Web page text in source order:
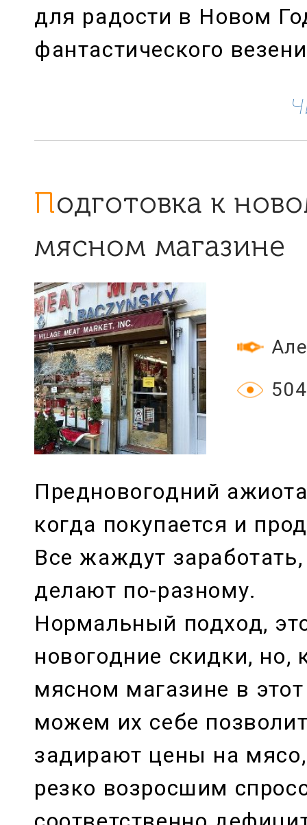
для радости в Новом
фантастического
Подготовка к новому году в
мясном магазине
Предновогодний
когда покупается и
Все жаждут
делают по-разному.
Нормальный подход,
новогодние скидки, но,
мясном магазине в
можем их себе
задирают цены на
резко возросшим